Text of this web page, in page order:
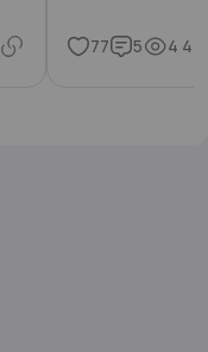
77 5 4